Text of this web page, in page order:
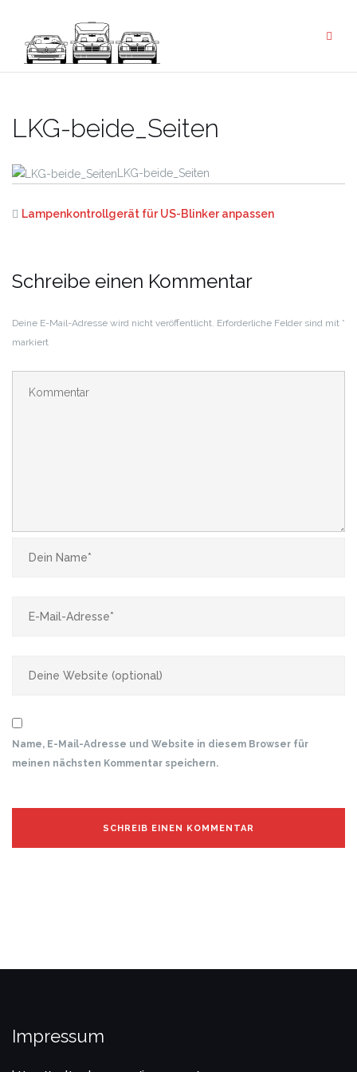
springen
LKG-beide_Seiten
LKG-beide_Seiten
Lampenkontrollgerät für US-Blinker anpassen
Schreibe einen Kommentar
Deine E-Mail-Adresse wird nicht veröffentlicht. Erforderliche Felder sind mit *
markiert
Name, E-Mail-Adresse und Website in diesem Browser für
meinen nächsten Kommentar speichern.
Impressum